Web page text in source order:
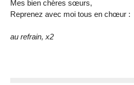
Mes bien chères sœurs,
Reprenez avec moi tous en chœur :
au refrain, x2